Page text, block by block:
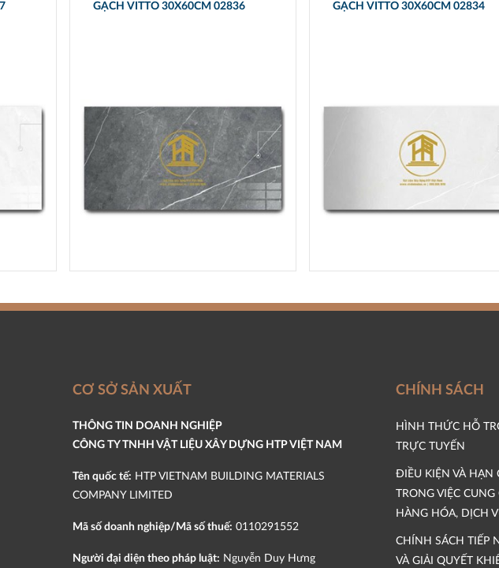
GẠCH VITTO 30X60CM 02836 GẠCH VITTO 30X60CM 02834
CƠ SỞ SẢN XUẤT
THÔNG TIN DOANH NGHIỆP
CÔNG TY TNHH VẬT LIỆU XÂY DỰNG HTP VIỆT NAM
Tên quốc tế: HTP VIETNAM BUILDING MATERIALS
COMPANY LIMITED
Mã số doanh nghiệp/Mã số thuế: 0110291552
Người đại diện theo pháp luật: Nguyễn Duy Hưng
CHÍNH SÁCH
HÌNH THỨC HỖ
TRỰC TUYẾN
ĐIỀU KIỆN VÀ HẠN
TRONG VIỆC CUNG
HÀNG HÓA, DỊCH
CHÍNH SÁCH TIẾP
VÀ GIẢI QUYẾT